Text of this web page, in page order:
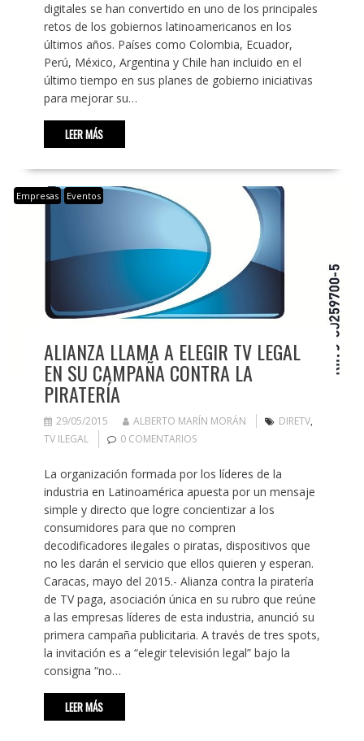
digitales se han convertido en uno de los principales
retos de los gobiernos latinoamericanos en los
últimos años. Países como Colombia, Ecuador,
Perú, México, Argentina y Chile han incluido en el
último tiempo en sus planes de gobierno iniciativas
para mejorar su…
LEER MÁS
Empresas Eventos
ALIANZA LLAMA A ELEGIR TV LEGAL
EN SU CAMPAÑA CONTRA LA
PIRATERÍA
29/05/2015 ALBERTO MARÍN MORÁN DIRETV,
TV ILEGAL
0 COMENTARIOS
La organización formada por los líderes de la
industria en Latinoamérica apuesta por un mensaje
simple y directo que logre concientizar a los
consumidores para que no compren
decodificadores ilegales o piratas, dispositivos que
no les darán el servicio que ellos quieren y esperan.
Caracas, mayo del 2015.- Alianza contra la piratería
de TV paga, asociación única en su rubro que reúne
a las empresas líderes de esta industria, anunció su
primera campaña publicitaria. A través de tres spots,
la invitación es a “elegir televisión legal” bajo la
consigna “no…
LEER MÁS